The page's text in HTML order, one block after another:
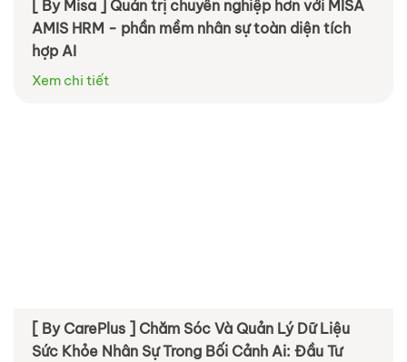
[ By Misa ] Quản trị chuyên nghiệp hơn với MISA
AMIS HRM - phần mềm nhân sự toàn diện tích
hợp AI
Xem chi tiết
[ By CarePlus ] Chăm Sóc Và Quản Lý Dữ Liệu
Sức Khỏe Nhân Sự Trong Bối Cảnh Ai: Đầu Tư